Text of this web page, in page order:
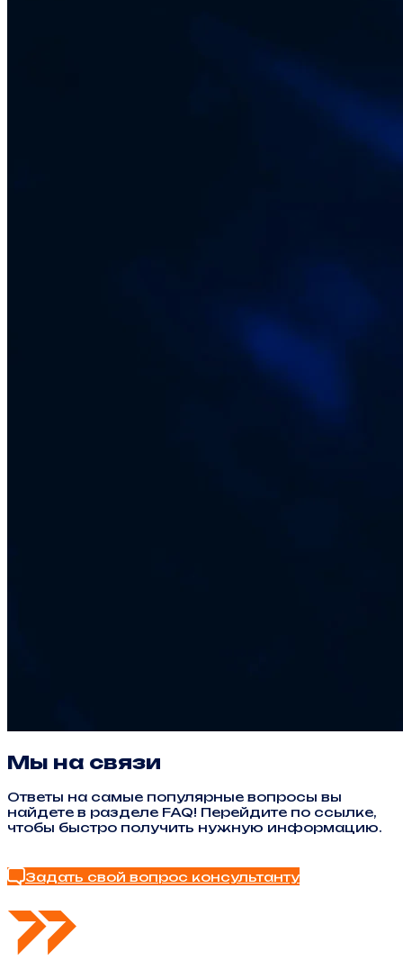
Мы на связи
Ответы на самые популярные вопросы вы
найдете в разделе FAQ! Перейдите по ссылке,
чтобы быстро получить нужную информацию.
Задать свой вопрос консультанту